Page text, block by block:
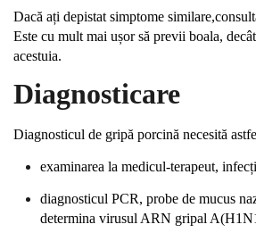
Dacă ați depistat simptome
Este cu mult mai ușor să previi boala,
acestuia.
Diagnosticare
Diagnosticul de gripă porcină necesită
examinarea la medicul-terapeut,
diagnosticul PCR, probe de mucus
determina virusul ARN gripal